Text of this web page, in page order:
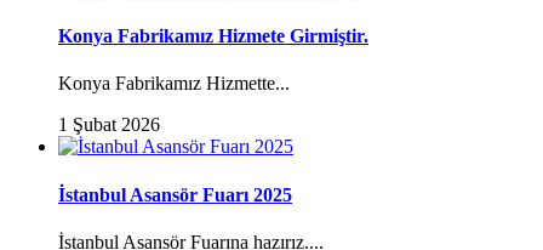
Konya Fabrikamız Hizmete Girmiştir.
Konya Fabrikamız Hizmette...
1 Şubat 2026
İstanbul Asansör Fuarı 2025
İstanbul Asansör Fuarına hazırız....